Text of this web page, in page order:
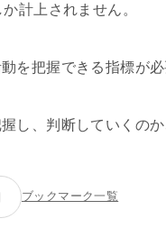
計上されません。
を把握できる指標が必
し、判断していくの
ブックマーク一覧